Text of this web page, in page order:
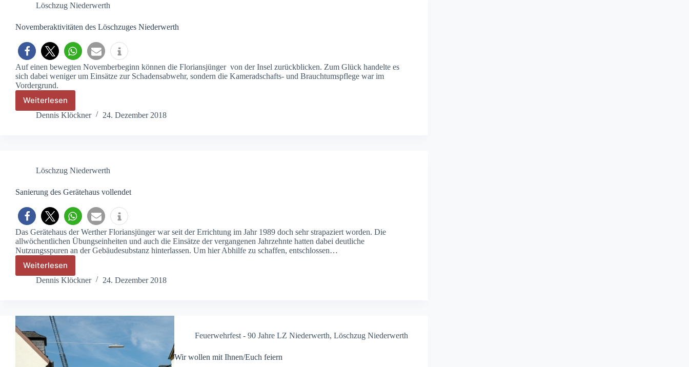
Löschzug Niederwerth
Novemberaktivitäten des Löschzuges Niederwerth
Auf einen bewegten Novemberbeginn können die Floriansjünger von der Insel zurückblicken. Zum Glück handelte es
sich dabei weniger um Einsätze zur Schadensabwehr, sondern die Kameradschafts- und Brauchtumspflege war im
Vordergrund.
WeiterlesenNovemberaktivitäten
des
Dennis Klöckner 24. Dezember 2018
Löschzug Niederwerth
Sanierung des Gerätehaus vollendet
Das Gerätehaus der Werther Floriansjünger war seit der Errichtung im Jahr 1989 doch sehr strapaziert worden. Die
allwöchentlichen Übungseinheiten und auch die Einsätze der vergangenen Jahrzehnte hatten dabei deutliche
Nutzungsspuren an der Gebäudesubstanz hinterlassen. Um hier Abhilfe zu schaffen, entschlossen…
Weiterlesen
Sanierung
des
Dennis Klöckner 24. Dezember 2018
Feuerwehrfest - 90 Jahre LZ Niederwerth, Löschzug Niederwerth
Wir wollen mit Ihnen/Euch feiern